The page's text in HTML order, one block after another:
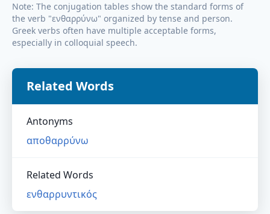
Note: The conjugation tables show the standard forms of
the verb "ενθαρρύνω" organized by tense and person.
Greek verbs often have multiple acceptable forms,
especially in colloquial speech.
Related Words
Antonyms
αποθαρρύνω
Related Words
ενθαρρυντικός